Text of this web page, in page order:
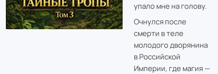
упало мне на голову.
Очнулся после
смерти в теле
молодого дворянина
в Российской
Империи, где магия —